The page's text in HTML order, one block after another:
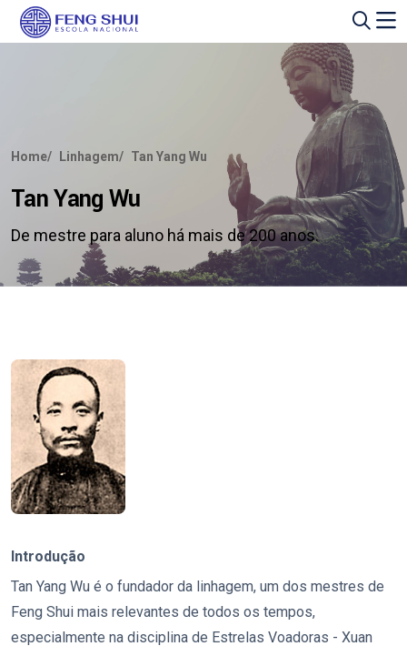
Home Linhagem Tan Yang Wu
Tan Yang Wu
De mestre para aluno há mais de 200 anos.
Introdução
Tan Yang Wu é o fundador da linhagem, um dos mestres de
Feng Shui mais relevantes de todos os tempos,
especialmente na disciplina de Estrelas Voadoras - Xuan